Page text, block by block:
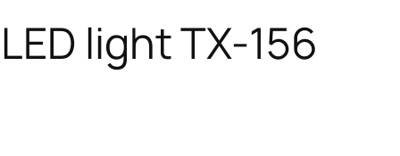
light TX-156